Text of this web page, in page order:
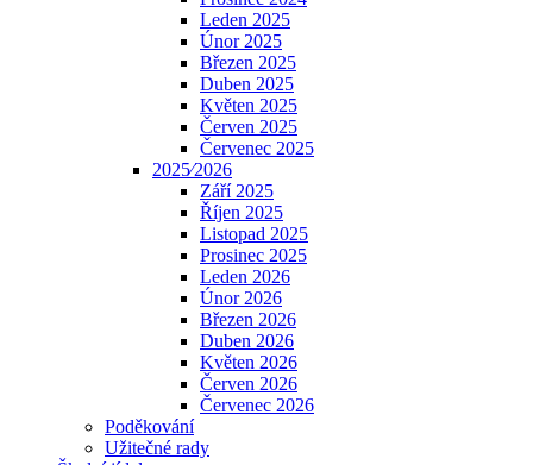
Leden 2025
Únor 2025
Březen 2025
Duben 2025
Květen 2025
Červen 2025
Červenec 2025
2025⁄2026
Září 2025
Říjen 2025
Listopad 2025
Prosinec 2025
Leden 2026
Únor 2026
Březen 2026
Duben 2026
Květen 2026
Červen 2026
Červenec 2026
Poděkování
Užitečné rady